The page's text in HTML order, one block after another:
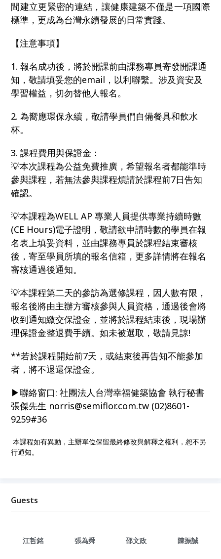
間建立更緊密的連結，讓健康建築不僅是一項國際
標準，更成為台灣永續發展的日常實踐。
【注意事項】
1. 報名成功後，將於開課前由課務專員寄發開課通
知，敬請填妥您的email，以利聯繫。涉及資安及
學習權益，切勿替他人報名。
2. 為嚮應環保永續，敬請學員們自備餐具和飲水
杯。
3. 課程費用與保證金：
💡本次課程為公益免費推廣，希望報名者都能準時
參與課程，若無法參與課程煩請於課程前7日告知
確認。
💡本課程為WELL AP 專業人員提供專業持續時數
(CE Hours)電子證明，敬請欲申請時數的學員在報
名表上填妥資料，並由課務專員於課程結束審核
後，寄至學員所填的報名信箱，更多詳情將在報名
審核通過後通知。
💡本課程第二天的參訪為選修課程，因人數有限，
報名後將由主辦方審核參與人員資格，通過後會將
收到通知繳交保證金，並將於課程結束後，現場辦
理保證金整退費手續。如未被選取，敬請見諒!
**若於課程開始前7天，或結束後再告知不能參加
者，將不退還保證金。
▶聯絡窗口: 社團法人台灣幸福健築協會 執行秘書
張傑先生 norris@semiflor.com.tw (02)8601-
9259#36
本課程如有異動，主辦單位保留最終修改與解釋之權利，恕不另
行通知。
Guests
江哲銘 張為舜 邵文政 陳振誠